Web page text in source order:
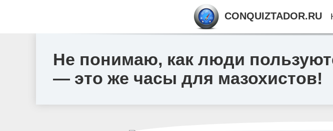
Не понимаю, как люди
— это же часы для мазохистов!
CONQUIZTADOR.RU